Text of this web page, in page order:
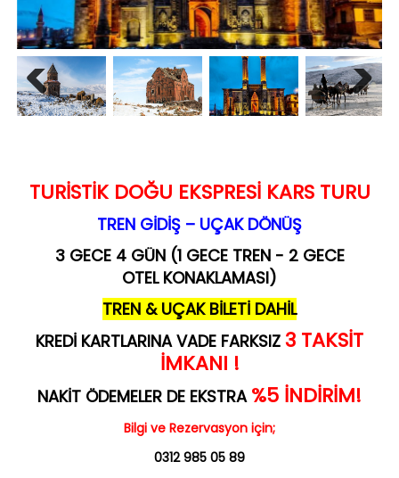
Previous Next
TURİSTİK DOĞU EKSPRESİ KARS TURU
TREN GİDİŞ – UÇAK DÖNÜŞ
3 GECE 4 GÜN (1 GECE TREN - 2 GECE
OTEL KONAKLAMASI)
TREN & UÇAK BİLETİ DAHİL
KREDİ KARTLARINA VADE FARKSIZ 3 TAKSİT
İMKANI !
NAKİT ÖDEMELER DE EKSTRA %5 İNDİRİM!
Bilgi ve Rezervasyon için;
0312 985 05 89